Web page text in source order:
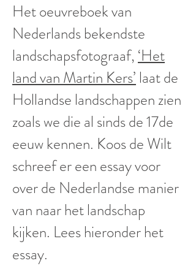
Het oeuvreboek van
Nederlands bekendste
landschapsfotograaf,‘Het
land van Martin Kers’ laat de
Hollandse landschappen zien
zoals we die al sinds de 17de
eeuw kennen. Koos de Wilt
schreef er een essay voor
over de Nederlandse manier
van naar het landschap
kijken. Lees hieronder het
essay.